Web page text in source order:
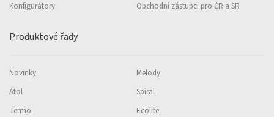
Konfigurátory
Obchodní zástupci pro ČR a SR
Produktové řady
Novinky
Melody
Atol
Spiral
Termo
Ecolite